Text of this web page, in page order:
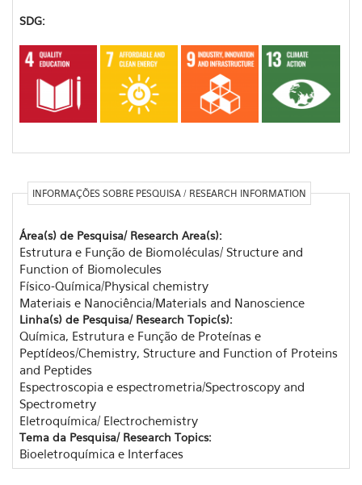
SDG:
INFORMAÇÕES SOBRE PESQUISA / RESEARCH INFORMATION
Área(s) de Pesquisa/ Research Area(s):
Estrutura e Função de Biomoléculas/ Structure and
Function of Biomolecules
Físico-Química/Physical chemistry
Materiais e Nanociência/Materials and Nanoscience
Linha(s) de Pesquisa/ Research Topic(s):
Química, Estrutura e Função de Proteínas e
Peptídeos/Chemistry, Structure and Function of Proteins
and Peptides
Espectroscopia e espectrometria/Spectroscopy and
Spectrometry
Eletroquímica/ Electrochemistry
Tema da Pesquisa/ Research Topics:
Bioeletroquímica e Interfaces